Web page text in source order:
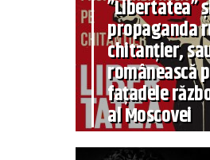
”Libertatea”
propaganda
chitanțier,
românească
fațadele
al Moscovei